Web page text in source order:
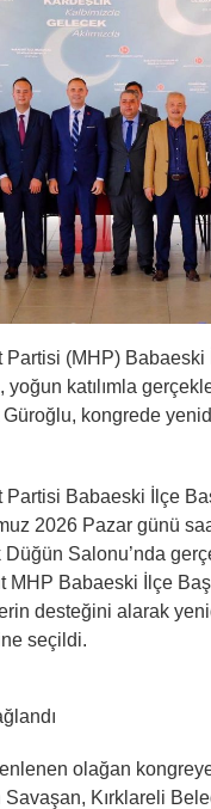
(MHP) Babaeski
katılımla
Güroğlu, kongrede
Babaeski İlçe
2026 Pazar günü
Düğün Salonu’nda
MHP Babaeski İlçe
desteğini alarak
seçildi.
olağan
Savaşan, Kırklareli